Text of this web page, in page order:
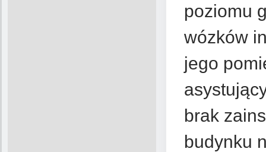
poziomu
wózków
jego
brak
budynku